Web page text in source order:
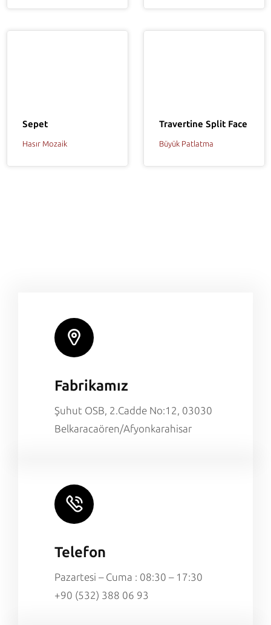
Sepet
Hasır Mozaik
Travertine Split Face
Büyük Patlatma
Fabrikamız
Şuhut OSB, 2.Cadde No:12, 03030
Belkaracaören/Afyonkarahisar
Telefon
Pazartesi – Cuma : 08:30 – 17:30
+90 (532) 388 06 93